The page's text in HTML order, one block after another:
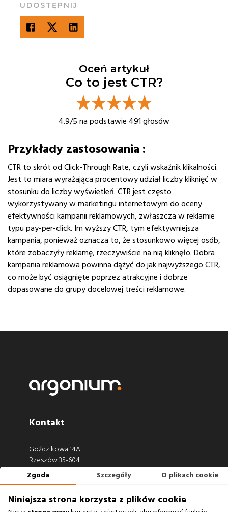
UDOSTĘPNIJ
Oceń artykuł
Co to jest CTR?
4.9/5 na podstawie 491 głosów
Przykłady zastosowania :
CTR to skrót od Click-Through Rate, czyli wskaźnik klikalności.
Jest to miara wyrażająca procentowy udział liczby kliknięć w
stosunku do liczby wyświetleń. CTR jest często
wykorzystywany w marketingu internetowym do oceny
efektywności kampanii reklamowych, zwłaszcza w reklamie
typu pay-per-click. Im wyższy CTR, tym efektywniejsza
kampania, ponieważ oznacza to, że stosunkowo więcej osób,
które zobaczyły reklamę, rzeczywiście na nią kliknęło. Dobra
kampania reklamowa powinna dążyć do jak najwyższego CTR,
co może być osiągnięte poprzez atrakcyjne i dobrze
dopasowane do grupy docelowej treści reklamowe.
Kontakt
Goździkowa 14A
Rzeszów 35-604
Zgoda Szczegóły O plikach cookie
Niniejsza strona korzysta z plików cookie